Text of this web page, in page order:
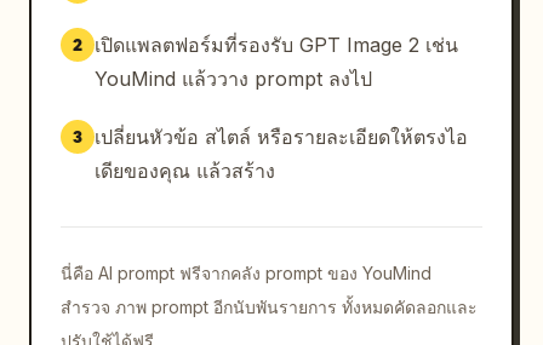
ing":"เส้นโค้งสีเขียวเซจหนาบนวงกลมสีเบ
จอ่อน","illustration":"สลอธตัวเล็กกำลังยืดเหยียดอยู่
{"count":4,"labels":["2 กม.","5 กม.","10
กม.","ฮาล์ฟ"],"active":"5
ผล","icon":"location pin"},"bottom_nav":
{"count":4,"labels":["หน้าหลัก","วิ่ง","ความคืบ
หน้า","โปรไฟล์"],"active":"วิ่ง"}}]}}
2
เปิดแพลตฟอร์มที่รองรับ GPT Image 2 เช่น
YouMind แล้ววาง prompt ลงไป
3
เปลี่ยนหัวข้อ สไตล์ หรือรายละเอียดให้ตรงไอ
เดียของคุณ แล้วสร้าง
นี่คือ AI prompt ฟรีจากคลัง prompt ของ YouMind
สำรวจ ภาพ prompt อีกนับพันรายการ ทั้งหมดคัดลอกและ
ปรับใช้ได้ฟรี